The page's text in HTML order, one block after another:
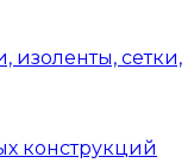
изоленты, сетки,
конструкций